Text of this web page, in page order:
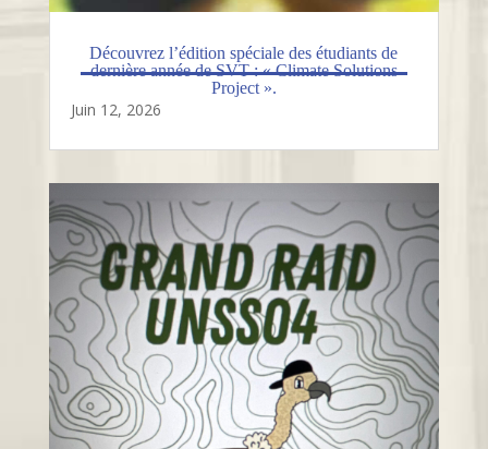
Découvrez l’édition spéciale des étudiants de
dernière année de SVT : « Climate Solutions
Project ».
Juin 12, 2026